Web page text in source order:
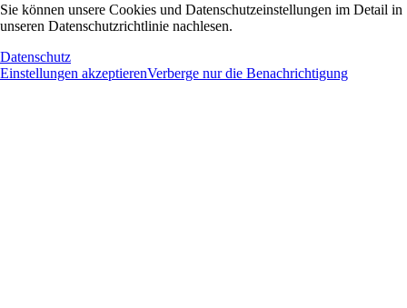
Sie können unsere Cookies und Datenschutzeinstellungen im Detail in
unseren Datenschutzrichtlinie nachlesen.
Datenschutz
Einstellungen akzeptierenVerberge nur die Benachrichtigung